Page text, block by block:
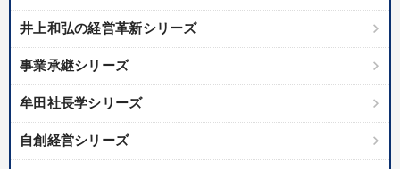
井上和弘の経営革新シリーズ
事業承継シリーズ
牟田社長学シリーズ
自創経営シリーズ